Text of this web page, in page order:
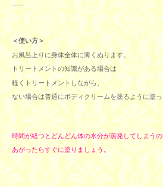
-----
＜使い方＞
お風呂上りに身体全体に薄くぬります。
トリートメントの知識がある場合は
軽くトリートメントしながら、
ない場合は普通にボディクリームを塗るように塗
時間が経つとどんどん体の水分が蒸発してしまう
あがったらすぐに塗りましょう。